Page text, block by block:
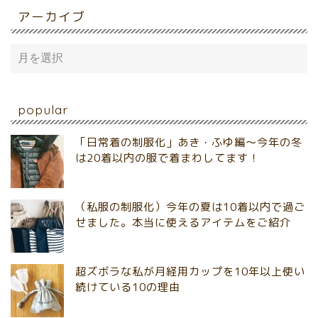
アーカイブ
popular
「日常着の制服化」あき・ふゆ編～今年の冬
は20着以内の服で着まわしてます！
（私服の制服化）今年の夏は10着以内で過ご
せました。本当に使えるアイテムをご紹介
超ズボラな私が月経用カップを10年以上使い
続けている10の理由